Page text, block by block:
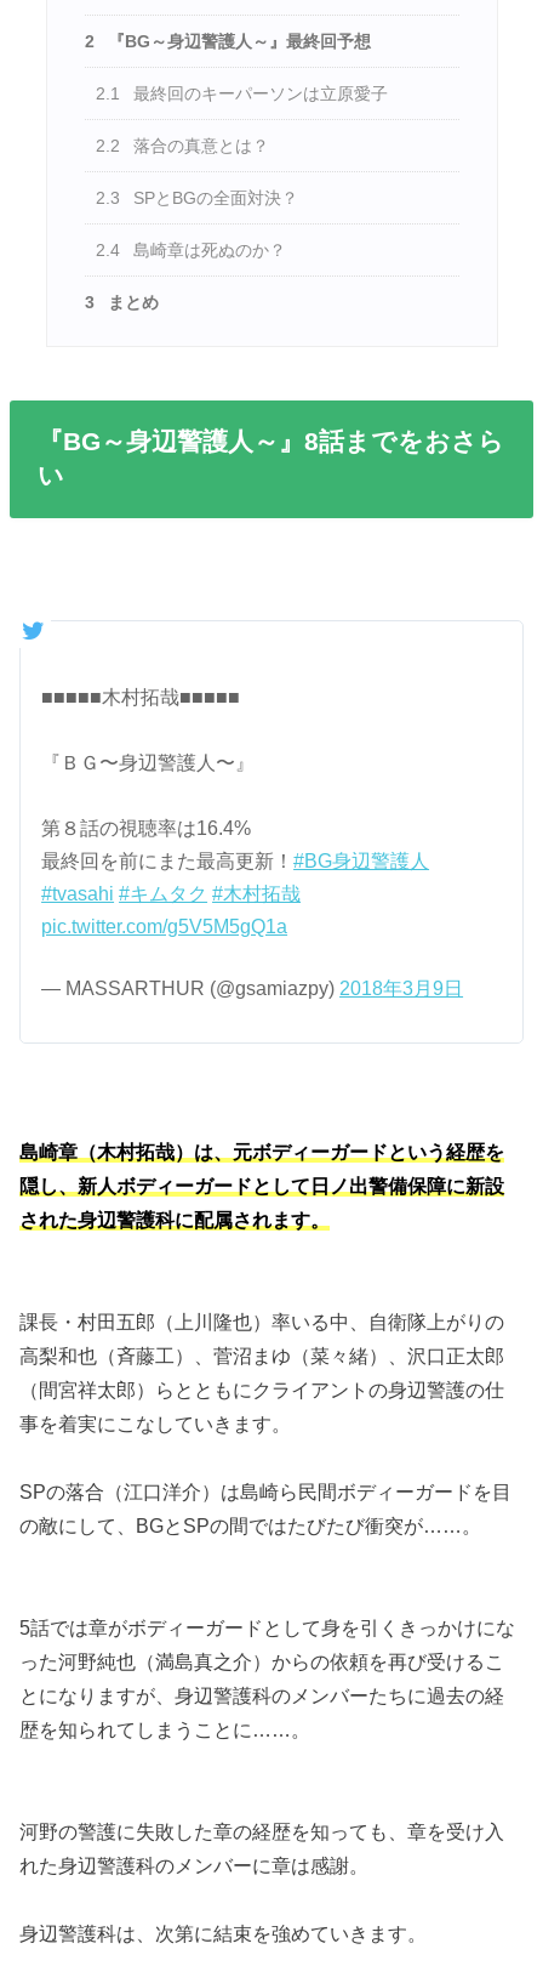
2 『BG～身辺警護人～』最終回予想
2.1 最終回のキーパーソンは立原愛子
2.2 落合の真意とは？
2.3 SPとBGの全面対決？
2.4 島崎章は死ぬのか？
3 まとめ
『BG～身辺警護人～』8話までをおさら
い
■■■■■木村拓哉■■■■■
『ＢＧ〜身辺警護人〜』
第８話の視聴率は16.4%
最終回を前にまた最高更新！#BG身辺警護人
#tvasahi #キムタク #木村拓哉
pic.twitter.com/g5V5M5gQ1a
— MASSARTHUR (@gsamiazpy) 2018年3月9日
島崎章（木村拓哉）は、元ボディーガードという経歴を
隠し、新人ボディーガードとして日ノ出警備保障に新設
された身辺警護科に配属されます。
課長・村田五郎（上川隆也）率いる中、自衛隊上がりの
高梨和也（斉藤工）、菅沼まゆ（菜々緒）、沢口正太郎
（間宮祥太郎）らとともにクライアントの身辺警護の仕
事を着実にこなしていきます。
SPの落合（江口洋介）は島崎ら民間ボディーガードを目
の敵にして、BGとSPの間ではたびたび衝突が……。
5話では章がボディーガードとして身を引くきっかけにな
った河野純也（満島真之介）からの依頼を再び受けるこ
とになりますが、身辺警護科のメンバーたちに過去の経
歴を知られてしまうことに……。
河野の警護に失敗した章の経歴を知っても、章を受け入
れた身辺警護科のメンバーに章は感謝。
身辺警護科は、次第に結束を強めていきます。